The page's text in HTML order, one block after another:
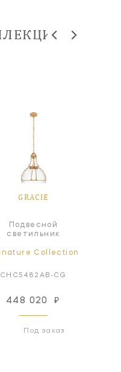
GRACIE
Подвесной
светильник
Collection
CHC5482AB-CG
448 020 ₽
Под заказ